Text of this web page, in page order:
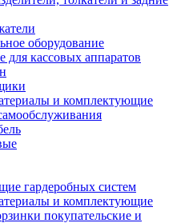
оборудование
для кассовых аппаратов
и комплектующие
гардеробных систем
и комплектующие
покупательские и